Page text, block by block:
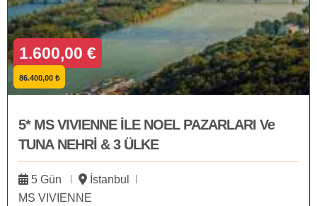
1.600,00 €
86.400,00 ₺
5* MS VIVIENNE İLE NOEL PAZARLARI Ve
TUNA NEHRİ & 3 ÜLKE
5 Gün
İstanbul
MS VIVIENNE